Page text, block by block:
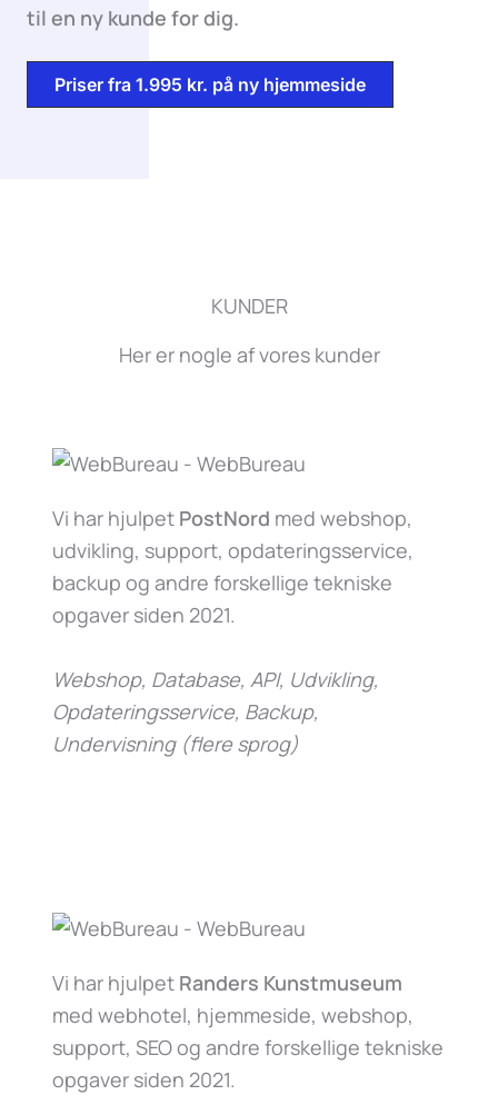
til en ny kunde for dig.
Priser fra 1.995 kr. på ny hjemmeside
KUNDER
Her er nogle af vores kunder
Vi har hjulpet PostNord med webshop,
udvikling, support, opdateringsservice,
backup og andre forskellige tekniske
opgaver siden 2021.
Webshop, Database, API, Udvikling,
Opdateringsservice, Backup,
Undervisning (flere sprog)
Vi har hjulpet Randers Kunstmuseum
med webhotel, hjemmeside, webshop,
support, SEO og andre forskellige tekniske
opgaver siden 2021.